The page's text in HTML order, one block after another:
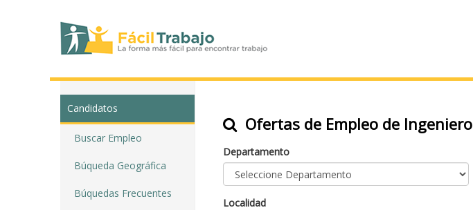
Candidatos
Buscar Empleo
Búqueda Geográfica
Búquedas Frecuentes
Ofertas de Empleo de Ingeniero
Departamento
Localidad